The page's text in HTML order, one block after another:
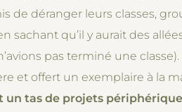
de déranger leurs classes,
sachant qu’il y aurait des
pas terminé une classe).
et offert un exemplaire à la
un tas de projets